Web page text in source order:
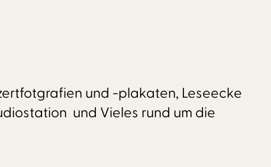
und -plakaten, Leseecke
und Vieles rund um die